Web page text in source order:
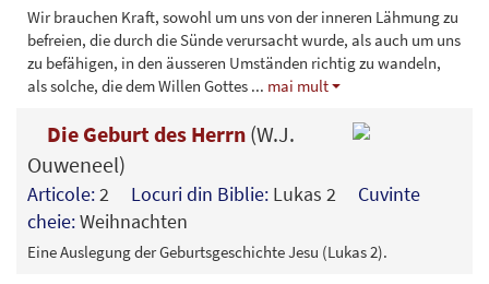
Wir brauchen Kraft, sowohl um uns von der inneren Lähmung zu
befreien, die durch die Sünde verursacht wurde, als auch um uns
zu befähigen, in den äusseren Umständen richtig zu wandeln,
als solche, die dem Willen Gottes ... mai mult
Die Geburt des Herrn (W.J.
Ouweneel)
Articole:2 Locuri din Biblie: Lukas 2 Cuvinte
cheie:Weihnachten
Eine Auslegung der Geburtsgeschichte Jesu (Lukas 2).